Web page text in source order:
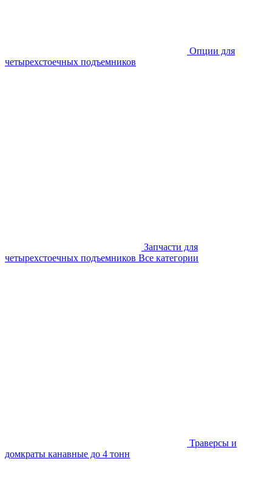
Опции для
четырехстоечных подъемников
Запчасти для
четырехстоечных подъемников Все категории
Траверсы и
домкраты канавные до 4 тонн